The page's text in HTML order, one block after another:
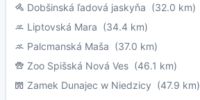
Dobšinská ľadová jaskyňa (32.0 km)
Liptovská Mara (34.4 km)
Palcmanská Maša (37.0 km)
Zoo Spišská Nová Ves (46.1 km)
Zamek Dunajec w Niedzicy (47.9 km)